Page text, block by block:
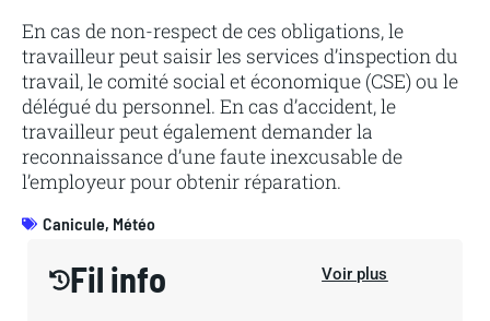
En cas de non-respect de ces obligations, le
travailleur peut saisir les services d’inspection du
travail, le comité social et économique (CSE) ou le
délégué du personnel. En cas d’accident, le
travailleur peut également demander la
reconnaissance d’une faute inexcusable de
l’employeur pour obtenir réparation.
Canicule, Météo
Fil info Voir plus